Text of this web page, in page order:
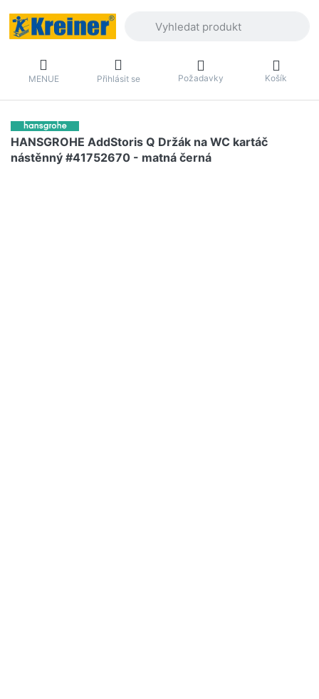
MENUE Přihlásit se Požadavky Košík
HANSGROHE AddStoris Q Držák na WC kartáč
nástěnný #41752670 - matná černá